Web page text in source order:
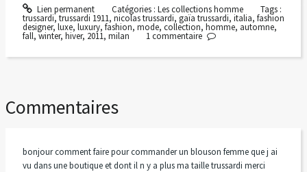
Lien permanent Catégories : Les collections homme Tags :
trussardi, trussardi 1911, nicolas trussardi, gaïa trussardi, italia, fashion
designer,luxe, luxury, fashion, mode, collection, homme, automne,
fall,winter, hiver, 2011, milan 1commentaire
Commentaires
bonjour comment faire pour commander un blouson femme que j ai
vu dans une boutique et dont il n y a plus ma taille trussardi merci